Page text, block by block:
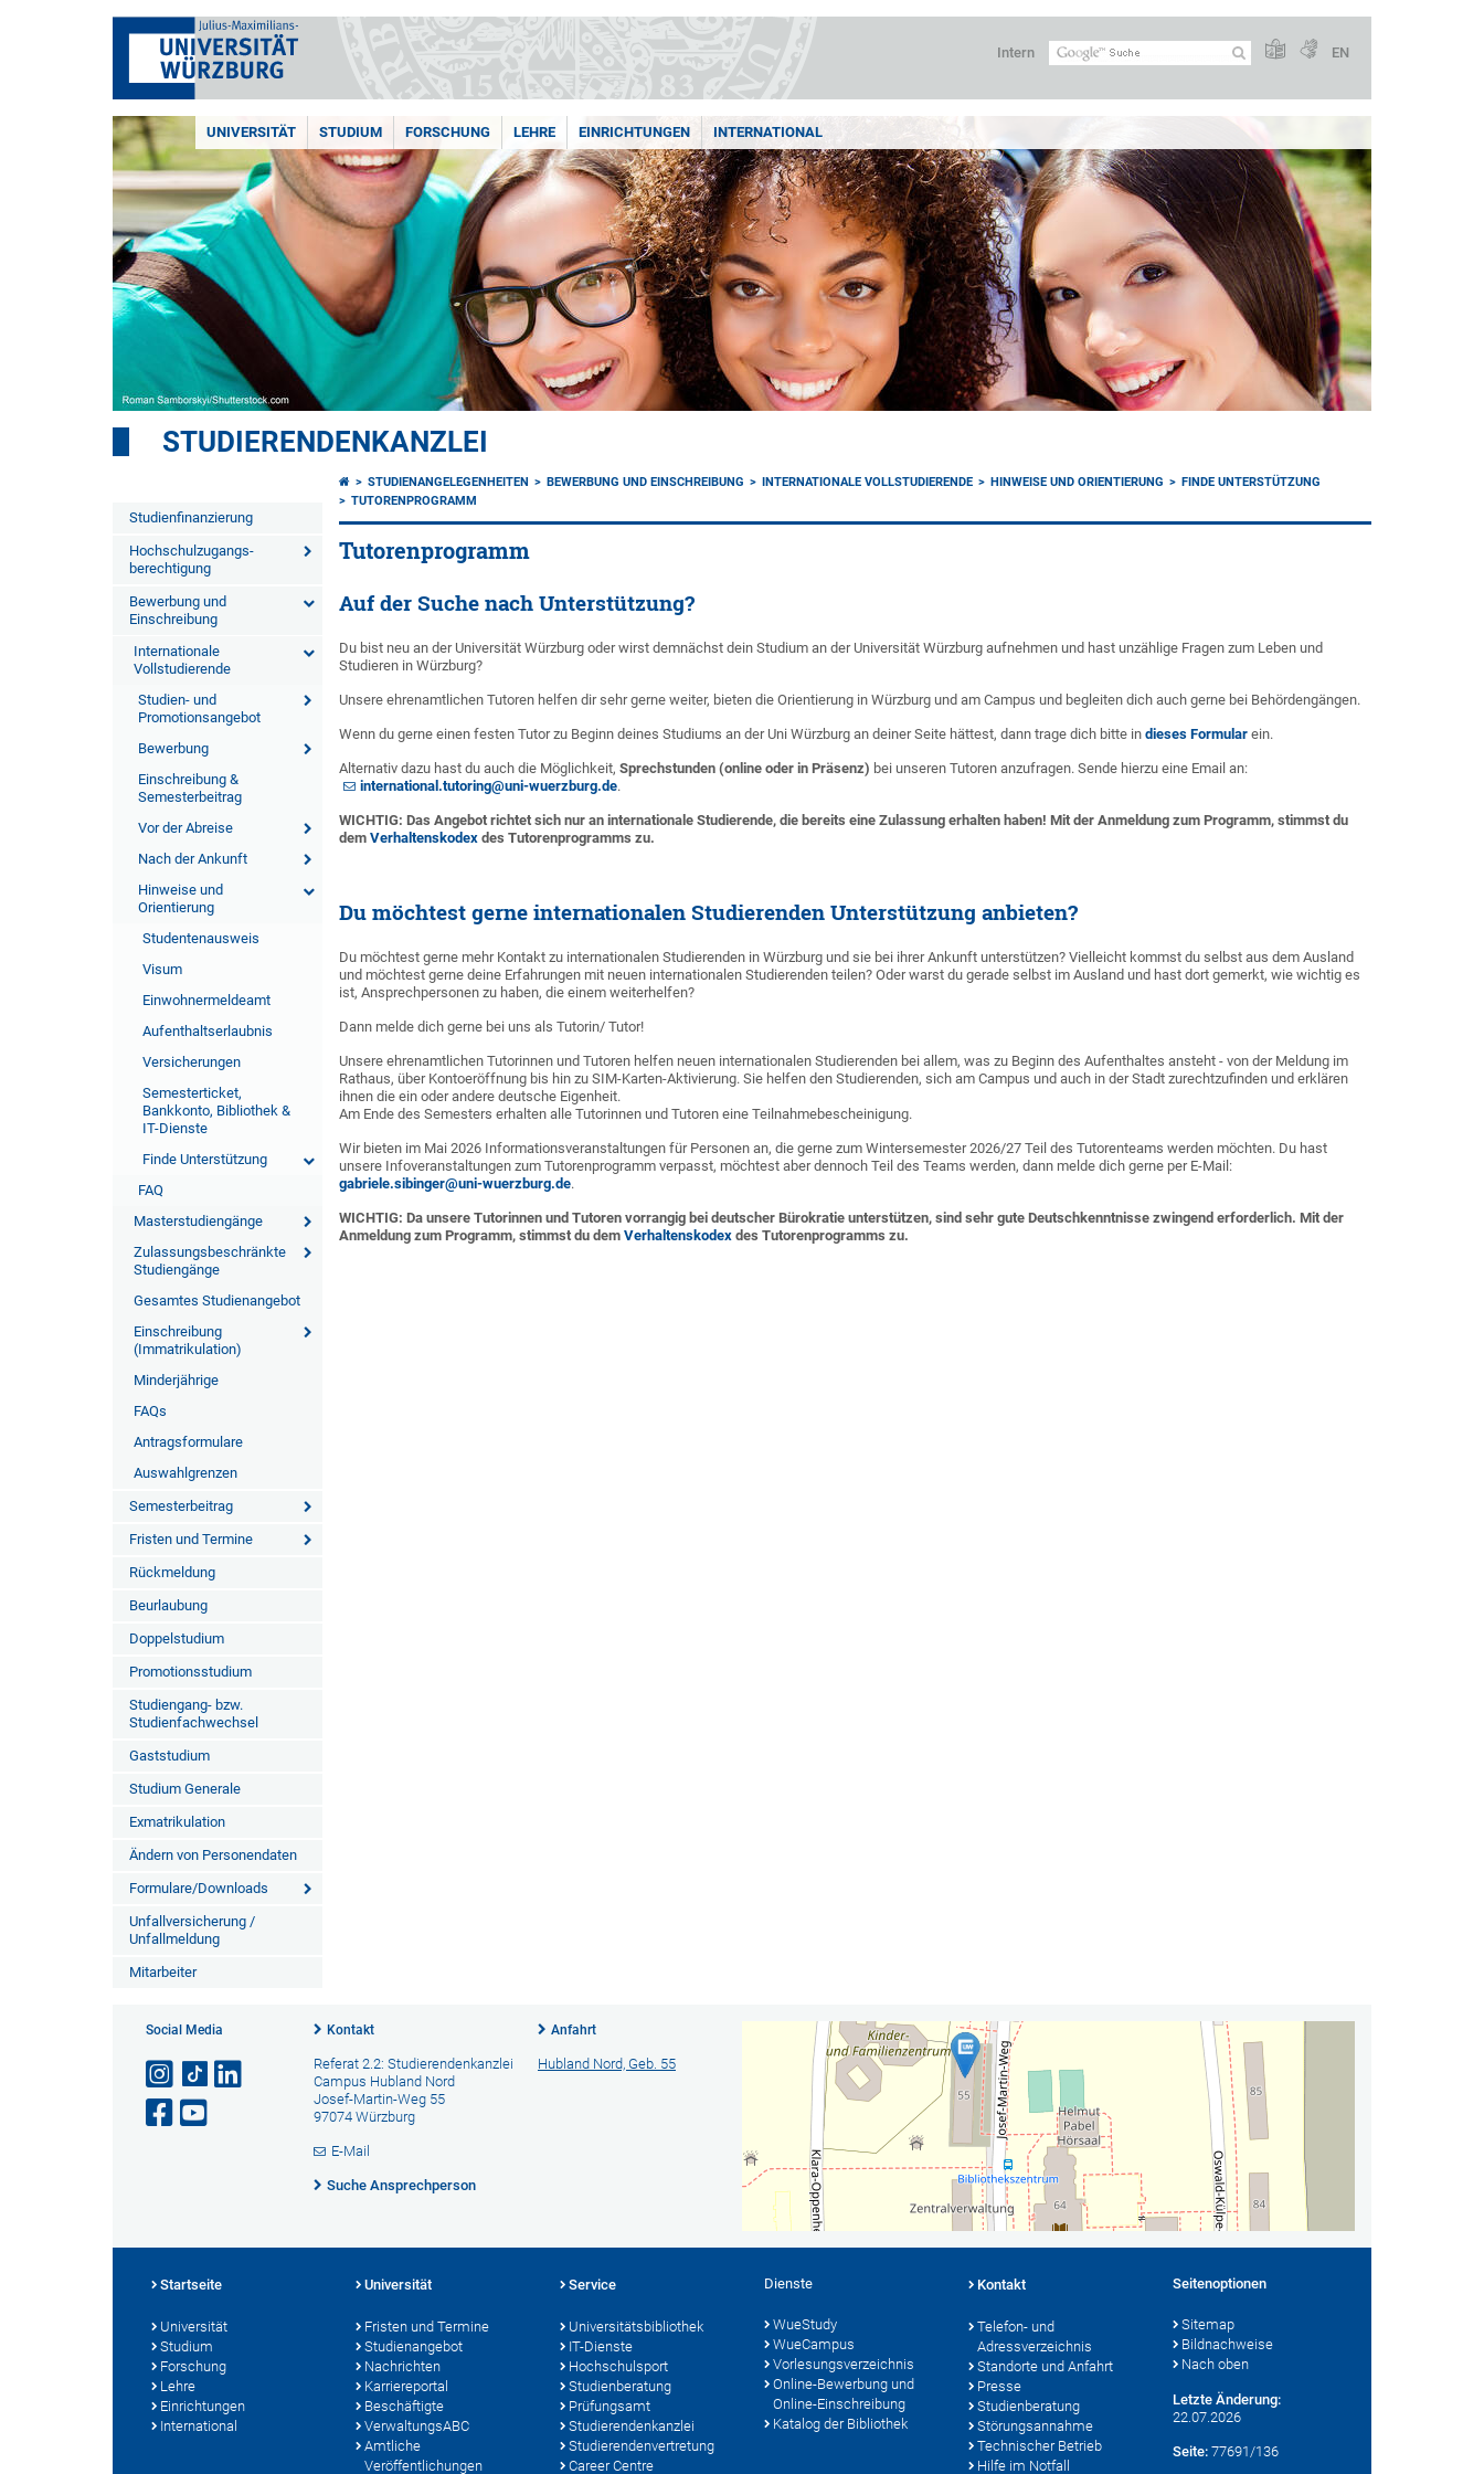
Intern EN
UNIVERSITÄT STUDIUM FORSCHUNG LEHRE EINRICHTUNGEN INTERNATIONAL
STUDIERENDENKANZLEI
Studienfinanzierung
Hochschulzugangs-
berechtigung
Bewerbung und
Einschreibung
Internationale
Vollstudierende
Studien- und
Promotionsangebot
Bewerbung
Einschreibung &
Semesterbeitrag
Vor der Abreise
Nach der Ankunft
Hinweise und
Orientierung
Studentenausweis
Visum
Einwohnermeldeamt
Aufenthaltserlaubnis
Versicherungen
Semesterticket,
Bankkonto, Bibliothek &
IT-Dienste
Finde Unterstützung
FAQ
Masterstudiengänge
Zulassungsbeschränkte
Studiengänge
Gesamtes Studienangebot
Einschreibung
(Immatrikulation)
Minderjährige
FAQs
Antragsformulare
Auswahlgrenzen
Semesterbeitrag
Fristen und Termine
Rückmeldung
Beurlaubung
Doppelstudium
Promotionsstudium
Studiengang- bzw.
Studienfachwechsel
Gaststudium
Studium Generale
Exmatrikulation
Ändern von Personendaten
Formulare/Downloads
Unfallversicherung /
Unfallmeldung
Mitarbeiter
STUDIENANGELEGENHEITEN BEWERBUNG UND EINSCHREIBUNG INTERNATIONALE VOLLSTUDIERENDE HINWEISE UND ORIENTIERUNG
FINDE UNTERSTÜTZUNG
TUTORENPROGRAMM
Tutorenprogramm
Auf der Suche nach Unterstützung?
Du bist neu an der Universität Würzburg oder wirst demnächst dein Studium an der Universität Würzburg aufnehmen und hast unzählige Fragen zum Leben und
Studieren in Würzburg?
Unsere ehrenamtlichen Tutoren helfen dir sehr gerne weiter, bieten die Orientierung in Würzburg und am Campus und begleiten dich auch gerne bei Behördengängen.
Wenn du gerne einen festen Tutor zu Beginn deines Studiums an der Uni Würzburg an deiner Seite hättest, dann trage dich bitte indieses Formular ein.
Alternativ dazu hast du auch die Möglichkeit,Sprechstunden (online oder in Präsenz) bei unseren Tutoren anzufragen. Sende hierzu eine Email an:
international.tutoring@uni-wuerzburg.de.
WICHTIG: Das Angebot richtet sich nur an internationale Studierende, die bereits eine Zulassung erhalten haben! Mit der Anmeldung zum Programm, stimmst du
demVerhaltenskodex des Tutorenprogramms zu.
Du möchtest gerne internationalen Studierenden Unterstützung anbieten?
Du möchtest gerne mehr Kontakt zu internationalen Studierenden in Würzburg und sie bei ihrer Ankunft unterstützen? Vielleicht kommst du selbst aus dem Ausland
und möchtest gerne deine Erfahrungen mit neuen internationalen Studierenden teilen? Oder warst du gerade selbst im Ausland und hast dort gemerkt, wie wichtig es
ist, Ansprechpersonen zu haben, die einem weiterhelfen?
Dann melde dich gerne bei uns als Tutorin/ Tutor!
Unsere ehrenamtlichen Tutorinnen und Tutoren helfen neuen internationalen Studierenden bei allem, was zu Beginn des Aufenthaltes ansteht - von der Meldung im
Rathaus, über Kontoeröffnung bis hin zu SIM-Karten-Aktivierung. Sie helfen den Studierenden, sich am Campus und auch in der Stadt zurechtzufinden und erklären
ihnen die ein oder andere deutsche Eigenheit.
Am Ende des Semesters erhalten alle Tutorinnen und Tutoren eine Teilnahmebescheinigung.
Wir bieten im Mai 2026 Informationsveranstaltungen für Personen an, die gerne zum Wintersemester 2026/27 Teil des Tutorenteams werden möchten. Du hast
unsere Infoveranstaltungen zum Tutorenprogramm verpasst, möchtest aber dennoch Teil des Teams werden, dann melde dich gerne per E-Mail:
gabriele.sibinger@uni-wuerzburg.de.
WICHTIG: Da unsere Tutorinnen und Tutoren vorrangig bei deutscher Bürokratie unterstützen, sind sehr gute Deutschkenntnisse zwingend erforderlich. Mit der
Anmeldung zum Programm, stimmst du demVerhaltenskodex des Tutorenprogramms zu.
Social Media Kontakt
Referat 2.2: Studierendenkanzlei
Campus Hubland Nord
Josef-Martin-Weg 55
97074 Würzburg
E-Mail
Suche Ansprechperson
Anfahrt
Hubland Nord, Geb. 55
Startseite
Universität
Studium
Forschung
Lehre
Einrichtungen
International
Universität
Fristen und Termine
Studienangebot
Nachrichten
Karriereportal
Beschäftigte
VerwaltungsABC
Amtliche
Veröffentlichungen
Service
Universitätsbibliothek
IT-Dienste
Hochschulsport
Studienberatung
Prüfungsamt
Studierendenkanzlei
Studierendenvertretung
Career Centre
Dienste
WueStudy
WueCampus
Vorlesungsverzeichnis
Online-Bewerbung und
Online-Einschreibung
Katalog der Bibliothek
Kontakt
Telefon- und
Adressverzeichnis
Standorte und Anfahrt
Presse
Studienberatung
Störungsannahme
Technischer Betrieb
Hilfe im Notfall
Seitenoptionen
Sitemap
Bildnachweise
Nach oben
Letzte Änderung:
22.07.2026
Seite: 77691/136